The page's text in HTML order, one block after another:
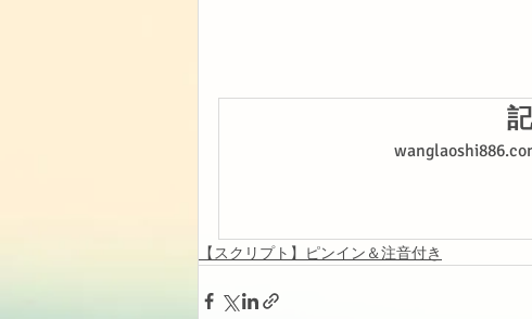
【スクリプト】ピンイン＆注音付き